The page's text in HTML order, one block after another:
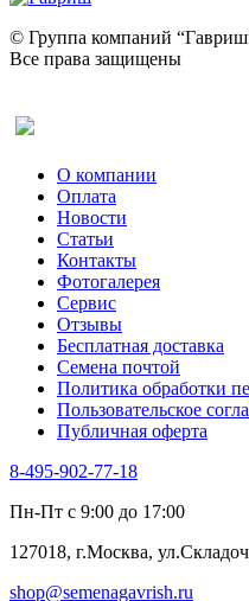
Ревень
Рукола
Рута
Тмин
Трава для чая
Туласи
Укроп
Фенхель пряный
Хризантема
Цикорий пряный
Цикорий
Черемша
Шпинат
Щавель
Эндивий
Эстрагон
Алтей
Бессмертник
Валериана
Валерианелла
© Группа компаний
Все права защищены
О компании
Оплата
Новости
Статьи
Контакты
Фотогалерея​
Сервис
Отзывы
Бесплатная доставка
Семена почтой
Политика обработки
Пользовательское
Публичная оферта
8-495-902-77-18
Пн-Пт с 9:00 до 17:00
127018, г.Москва,
shop@semenagavrish.ru